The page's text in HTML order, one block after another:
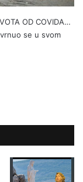
OD COVIDA…
se u svom